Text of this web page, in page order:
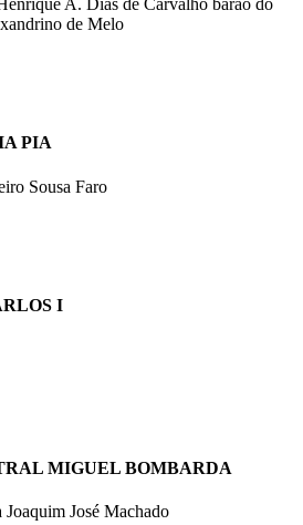
A. Dias de Carvalho barão do
de Melo
PIA
Sousa Faro
I
MIGUEL BOMBARDA
Joaquim José Machado